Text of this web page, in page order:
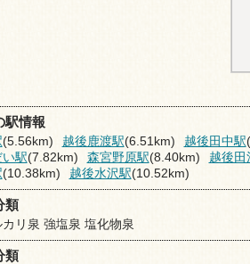
駅情報
(5.56km) 越後鹿渡駅(6.51km) 越後田中駅
い駅(7.82km) 森宮野原駅(8.40km) 越後田
(10.38km) 越後水沢駅(10.52km)
類
リ泉 強塩泉 塩化物泉
類